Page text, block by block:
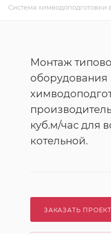
Система химводоподготовки
Монтаж
оборудования
куб.м/час для
котельной.
ЗАКАЗАТЬ ПРОЕКТ